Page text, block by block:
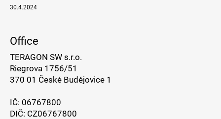
30.4.2024
Office
TERAGON SW s.r.o.
Riegrova 1756/51
370 01 České Budějovice 1
IČ: 06767800
DIČ: CZ06767800